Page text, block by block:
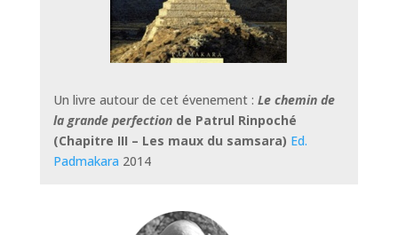
Un livre autour de cet évenement : Le chemin de
la grande perfectionde Patrul Rinpoché
(Chapitre III – Les maux du samsara) Ed.
Padmakara 2014